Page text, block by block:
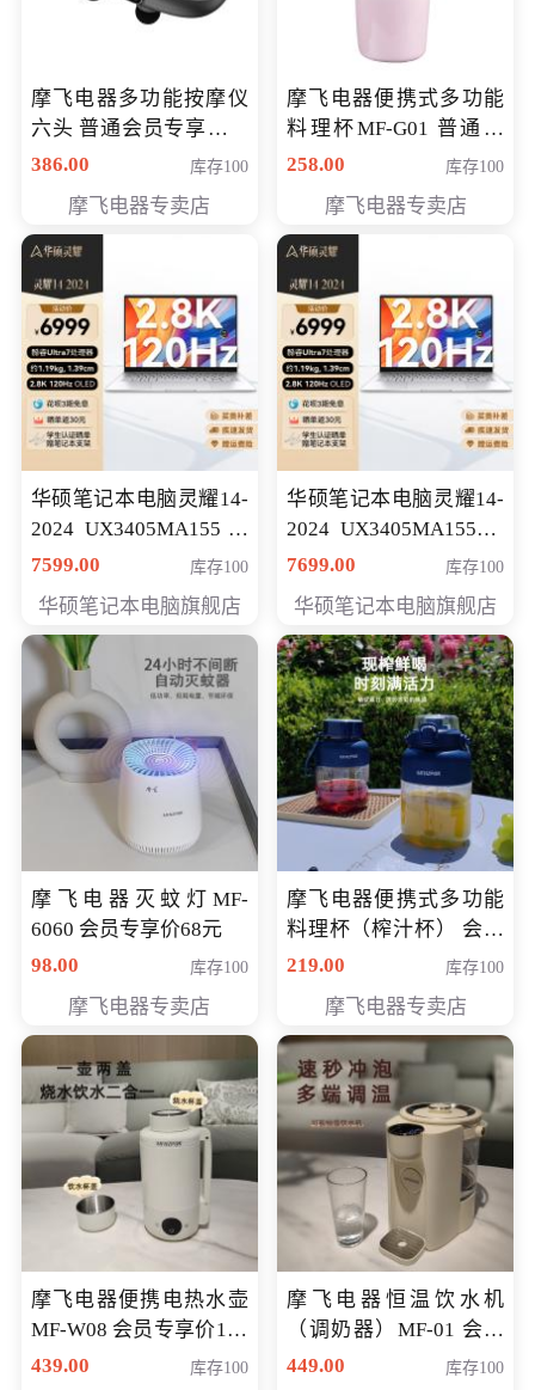
摩飞电器多功能按摩仪
六头 普通会员专享价格
199元
386.00 库存100
摩飞电器专卖店
摩飞电器便携式多功能
料理杯MF-G01 普通会
员专享价格118元
258.00 库存100
摩飞电器专卖店
华硕笔记本电脑灵耀14-
2024 UX3405MA155冰
川银 oled 智慧轻薄本 会
7599.00 库存100
华硕笔记本电脑旗舰店
华硕笔记本电脑灵耀14-
2024 UX3405MA155夜
空蓝 oled 智慧轻薄本 会
7699.00 库存100
华硕笔记本电脑旗舰店
摩飞电器灭蚊灯MF-
6060 会员专享价68元
98.00
库存100
摩飞电器专卖店
摩飞电器便携式多功能
料理杯（榨汁杯） 会员
专享价118元
219.00 库存100
摩飞电器专卖店
摩飞电器便携电热水壶
MF-W08 会员专享价198
元
439.00 库存100
摩飞电器恒温饮水机
（调奶器）MF-01 会员
专享价366元
449.00 库存100